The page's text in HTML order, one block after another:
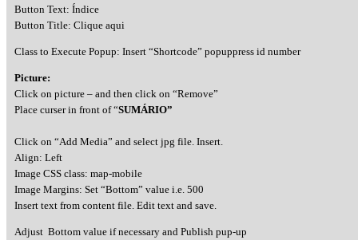
Button Text: Índice
Button Title: Clique aqui
Class to Execute Popup: Insert “Shortcode” popuppress id number
Picture:
Click on picture – and then click on “Remove”
Place curser in front of “SUMÁRIO”
Click on “Add Media” and select jpg file. Insert.
Align: Left
Image CSS class: map-mobile
Image Margins: Set “Bottom” value i.e. 500
Insert text from content file. Edit text and save.
Adjust Bottom value if necessary and Publish pup-up